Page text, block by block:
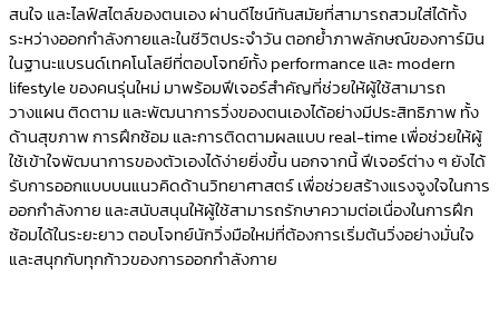
สนใจ และไลฟ์สไตล์ของตนเอง ผ่านดีไซน์ทันสมัยที่สามารถสวมใส่ได้ทั้ง
ระหว่างออกกำลังกายและในชีวิตประจำวัน ตอกย้ำภาพลักษณ์ของการ์มิน
ในฐานะแบรนด์เทคโนโลยีที่ตอบโจทย์ทั้ง performance และ modern
lifestyle ของคนรุ่นใหม่ มาพร้อมฟีเจอร์สำคัญที่ช่วยให้ผู้ใช้สามารถ
วางแผน ติดตาม และพัฒนาการวิ่งของตนเองได้อย่างมีประสิทธิภาพ ทั้ง
ด้านสุขภาพ การฝึกซ้อม และการติดตามผลแบบ real-time เพื่อช่วยให้ผู้
ใช้เข้าใจพัฒนาการของตัวเองได้ง่ายยิ่งขึ้น นอกจากนี้ ฟีเจอร์ต่าง ๆ ยังได้
รับการออกแบบบนแนวคิดด้านวิทยาศาสตร์ เพื่อช่วยสร้างแรงจูงใจในการ
ออกกำลังกาย และสนับสนุนให้ผู้ใช้สามารถรักษาความต่อเนื่องในการฝึก
ซ้อมได้ในระยะยาว ตอบโจทย์นักวิ่งมือใหม่ที่ต้องการเริ่มต้นวิ่งอย่างมั่นใจ
และสนุกกับทุกก้าวของการออกกำลังกาย